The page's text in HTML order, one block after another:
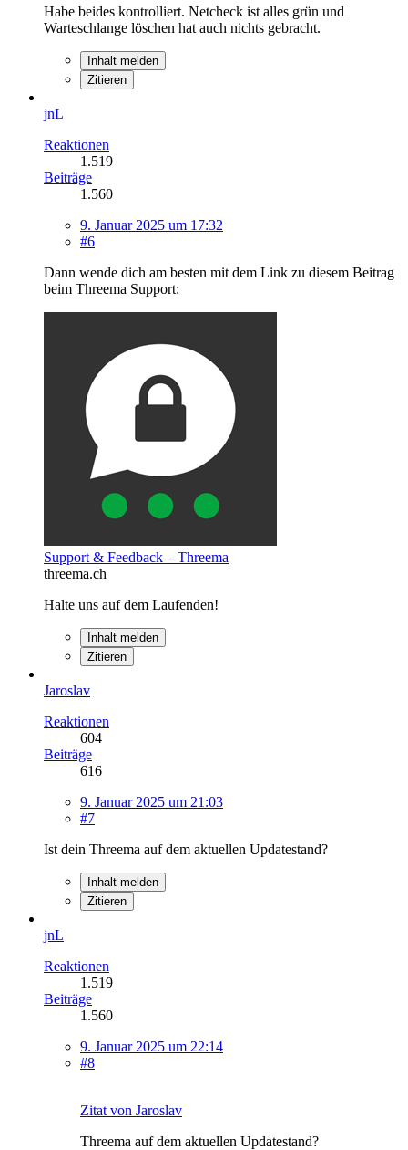
Habe beides kontrolliert. Netcheck ist alles grün und
Warteschlange löschen hat auch nichts gebracht.
Inhalt melden
Zitieren
jnL
Reaktionen
1.519
Beiträge
1.560
9. Januar 2025 um 17:32
#6
Dann wende dich am besten mit dem Link zu diesem Beitrag
beim Threema Support:
Support & Feedback – Threema
threema.ch
Halte uns auf dem Laufenden!
Inhalt melden
Zitieren
Jaroslav
Reaktionen
604
Beiträge
616
9. Januar 2025 um 21:03
#7
Ist dein Threema auf dem aktuellen Updatestand?
Inhalt melden
Zitieren
jnL
Reaktionen
1.519
Beiträge
1.560
9. Januar 2025 um 22:14
#8
Zitat von Jaroslav
Threema auf dem aktuellen Updatestand?